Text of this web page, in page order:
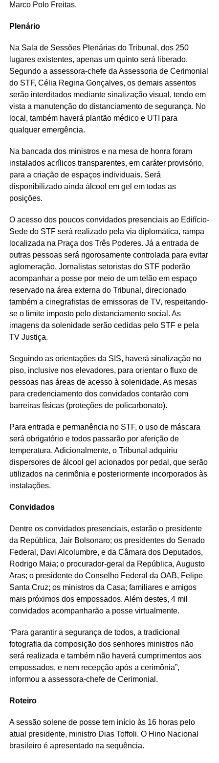
Marco Polo Freitas.
Plenário
Na Sala de Sessões Plenárias do Tribunal, dos 250
lugares existentes, apenas um quinto será liberado.
Segundo a assessora-chefe da Assessoria de Cerimonial
do STF, Célia Regina Gonçalves, os demais assentos
serão interditados mediante sinalização visual, tendo em
vista a manutenção do distanciamento de segurança. No
local, também haverá plantão médico e UTI para
qualquer emergência.
Na bancada dos ministros e na mesa de honra foram
instalados acrílicos transparentes, em caráter provisório,
para a criação de espaços individuais. Será
disponibilizado ainda álcool em gel em todas as
posições.
O acesso dos poucos convidados presenciais ao Edifício-
Sede do STF será realizado pela via diplomática, rampa
localizada na Praça dos Três Poderes. Já a entrada de
outras pessoas será rigorosamente controlada para evitar
aglomeração. Jornalistas setoristas do STF poderão
acompanhar a posse por meio de um telão em espaço
reservado na área externa do Tribunal, direcionado
também a cinegrafistas de emissoras de TV, respeitando-
se o limite imposto pelo distanciamento social. As
imagens da solenidade serão cedidas pelo STF e pela
TV Justiça.
Seguindo as orientações da SIS, haverá sinalização no
piso, inclusive nos elevadores, para orientar o fluxo de
pessoas nas áreas de acesso à solenidade. As mesas
para credenciamento dos convidados contarão com
barreiras físicas (proteções de policarbonato).
Para entrada e permanência no STF, o uso de máscara
será obrigatório e todos passarão por aferição de
temperatura. Adicionalmente, o Tribunal adquiriu
dispersores de álcool gel acionados por pedal, que serão
utilizados na cerimônia e posteriormente incorporados às
instalações.
Convidados
Dentre os convidados presenciais, estarão o presidente
da República, Jair Bolsonaro; os presidentes do Senado
Federal, Davi Alcolumbre, e da Câmara dos Deputados,
Rodrigo Maia; o procurador-geral da República, Augusto
Aras; o presidente do Conselho Federal da OAB, Felipe
Santa Cruz; os ministros da Casa; familiares e amigos
mais próximos dos empossados. Além destes, 4 mil
convidados acompanharão a posse virtualmente.
“Para garantir a segurança de todos, a tradicional
fotografia da composição dos senhores ministros não
será realizada e também não haverá cumprimentos aos
empossados, e nem recepção após a cerimônia”,
informou a assessora-chefe de Cerimonial.
Roteiro
A sessão solene de posse tem início às 16 horas pelo
atual presidente, ministro Dias Toffoli. O Hino Nacional
brasileiro é apresentado na sequência.